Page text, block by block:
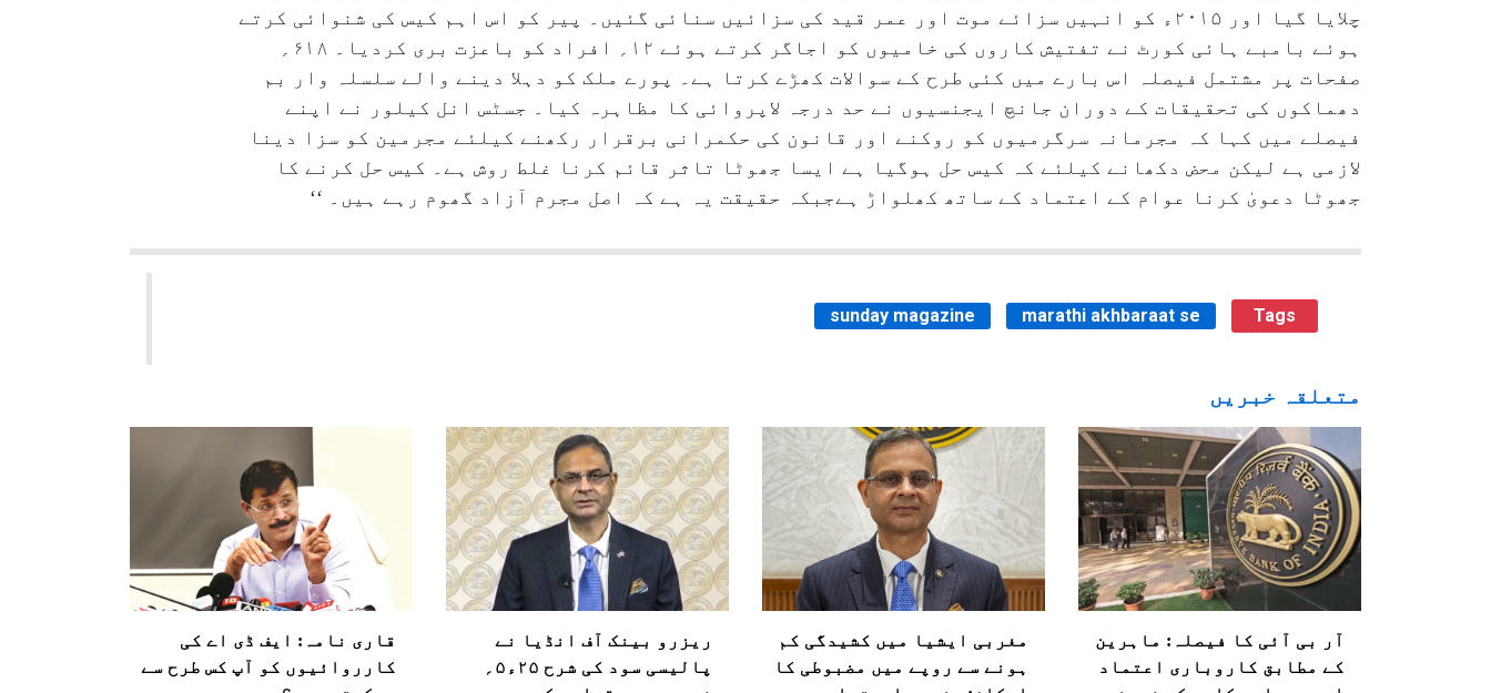
چلایا گیا اور ۲۰۱۵ء کو انہیں سزائے موت اور عمر قید کی سزائیں سنائی گئیں۔ پیر کو اس اہم کیس کی شنوائی کرتے
ہوئے بامبے ہائی کورٹ نے تفتیش کاروں کی خامیوں کو اجاگر کرتے ہوئے ۱۲؍ افراد کو باعزت بری کردیا۔ ۶۱۸؍
صفحات پر مشتمل فیصلہ اس بارے میں کئی طرح کے سوالات کھڑے کرتا ہے۔ پورے ملک کو دہلا دینے والے سلسلہ وار بم
دھماکوں کی تحقیقات کے دوران جانچ ایجنسیوں نے حد درجہ لاپروائی کا مظاہرہ کیا۔ جسٹس انل کیلور نے اپنے
فیصلے میں کہا کہ مجرمانہ سرگرمیوں کو روکنے اور قانون کی حکمرانی برقرار رکھنے کیلئے مجرمین کو سزا دینا
لازمی ہے لیکن محض دکھانے کیلئے کہ کیس حل ہوگیا ہے ایسا جھوٹا تاثر قائم کرنا غلط روش ہے۔ کیس حل کرنے کا
جھوٹا دعویٰ کرنا عوام کے اعتماد کے ساتھ کھلواڑ ہےجبکہ حقیقت یہ ہے کہ اصل مجرم آزاد گھوم رہے ہیں۔ ‘‘
sunday magazine marathi akhbaraat se Tags
متعلقہ خبریں
آر بی آئی کا فیصلہ: ماہرین
کے مطابق کاروباری اعتماد
مغربی ایشیا میں کشیدگی کم
ہونے سے روپے میں مضبوطی کا
ریزرو بینک آف انڈیا نے
پالیسی سود کی شرح ۲۵ء۵؍
قاری نامہ: ایف ڈی اے کی
کارروائیوں کو آپ کس طرح سے